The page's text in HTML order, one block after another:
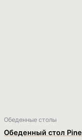
Обеденные столы
Обеденный стол Pine